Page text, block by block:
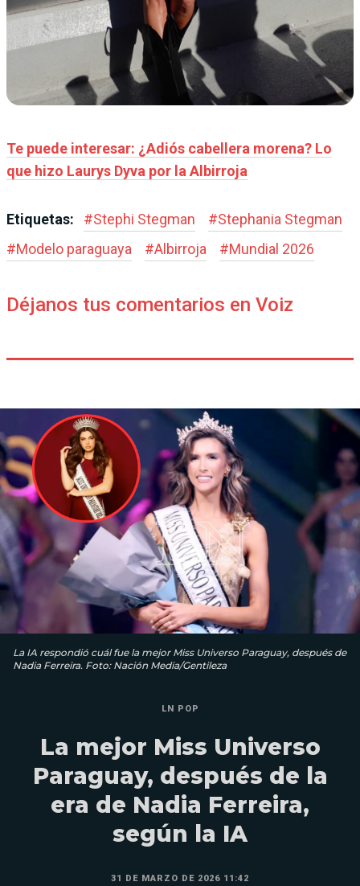
Te puede interesar: ¿Adiós cabellera morena? Lo
que hizo Laurys Dyva por la Albirroja
Etiquetas: #Stephi Stegman #Stephania Stegman
#Modelo paraguaya #Albirroja #Mundial 2026
Déjanos tus comentarios en Voiz
La IA respondió cuál fue la mejor Miss Universo Paraguay, después de
Nadia Ferreira. Foto: Nación Media/Gentileza
LN POP
La mejor Miss Universo
Paraguay, después de la
era de Nadia Ferreira,
según la IA
31 DE MARZO DE 2026 11:42